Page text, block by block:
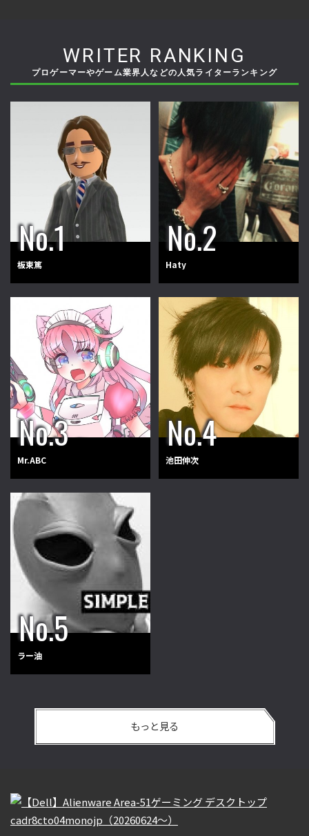
WRITER RANKING
プロゲーマーやゲーム業界人などの人気ライターランキング
板東篤 Haty
Mr.ABC 池田伸次
ラー油
もっと見る